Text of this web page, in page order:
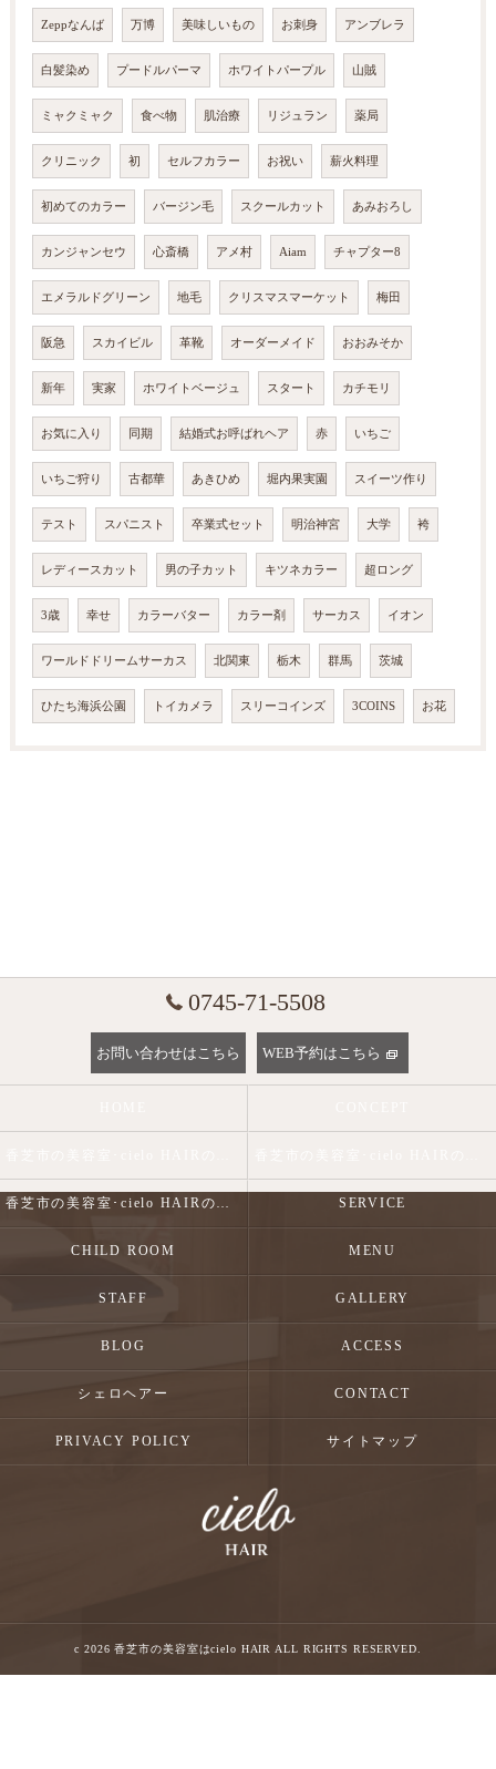
Zeppなんば 万博 美味しいもの お刺身 アンブレラ
白髪染め プードルパーマ ホワイトパープル 山賊
ミャクミャク 食べ物 肌治療 リジュラン 薬局
クリニック 初 セルフカラー お祝い 薪火料理
初めてのカラー バージン毛 スクールカット あみおろし
カンジャンセウ 心斎橋 アメ村 Aiam チャプター8
エメラルドグリーン 地毛 クリスマスマーケット 梅田
阪急 スカイビル 革靴 オーダーメイド おおみそか
新年 実家 ホワイトベージュ スタート カチモリ
お気に入り 同期 結婚式お呼ばれヘア 赤 いちご
いちご狩り 古都華 あきひめ 堀内果実園 スイーツ作り
テスト スパニスト 卒業式セット 明治神宮 大学 袴
レディースカット 男の子カット キツネカラー 超ロング
3歳 幸せ カラーバター カラー剤 サーカス イオン
ワールドドリームサーカス 北関東 栃木 群馬 茨城
ひたち海浜公園 トイカメラ スリーコインズ 3COINS お花
0745-71-5508
お問い合わせはこちら WEB予約はこちら
香芝市の美容室･cielo HAIRのお客様の声 SERVICE
CHILD ROOM MENU
STAFF GALLERY
BLOG ACCESS
シェロヘアー CONTACT
PRIVACY POLICY サイトマップ
c 2026 香芝市の美容室はcielo HAIR ALL RIGHTS RESERVED.